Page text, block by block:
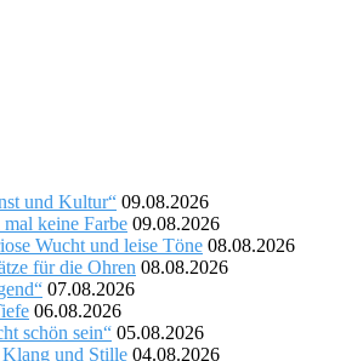
und Kultur“ 09.08.2026
keine Farbe 09.08.2026
Wucht und leise Töne 08.08.2026
für die Ohren 08.08.2026
07.08.2026
06.08.2026
schön sein“ 05.08.2026
und Stille 04.08.2026